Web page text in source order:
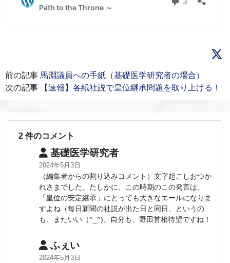
前の記事 馬淵議員への手紙（基礎医学研究者の場合）
次の記事
【速報】各紙社説で皇位継承問題を取り上げる！
2 件のコメント
基礎医学研究者
2024年5月3日
（編集者からの割り込みコメント）文字起こしおつか
れさまでした。たしかに、この時期のこの発言は、
「皇位の安定継承」にとっても大きなエールになりま
すよね（毎日新聞の社説が出た日と同日、というの
も、またいい（^_^)。自分も、野田首相待望ですね！
ふぇい
2024年5月3日